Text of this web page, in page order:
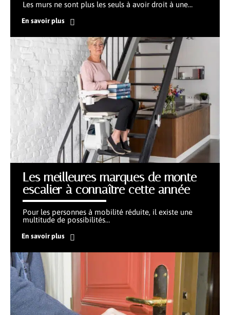
Les murs ne sont plus les seuls à avoir droit à une…
En savoir plus
Les meilleures marques de monte
escalier à connaître cette année
Pour les personnes à mobilité réduite, il existe une
multitude de possibilités…
En savoir plus